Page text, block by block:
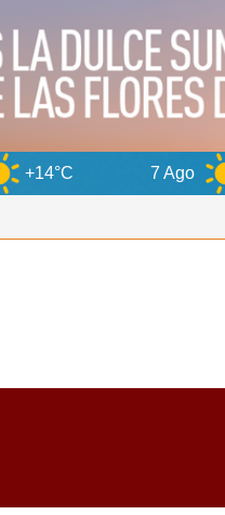
7 Ago +16°C